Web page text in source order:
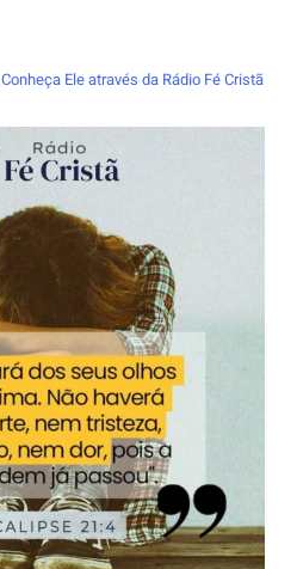
Conheça Ele através da Rádio Fé Cristã